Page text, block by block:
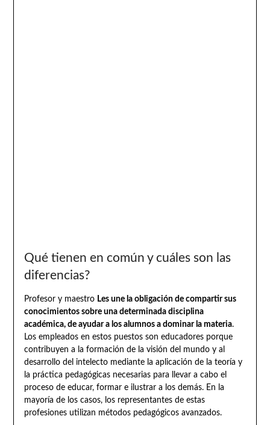
Qué tienen en común y cuáles son las
diferencias?
Profesor y maestro Les une la obligación de compartir sus
conocimientos sobre una determinada disciplina
académica, de ayudar a los alumnos a dominar la materia.
Los empleados en estos puestos son educadores porque
contribuyen a la formación de la visión del mundo y al
desarrollo del intelecto mediante la aplicación de la teoría y
la práctica pedagógicas necesarias para llevar a cabo el
proceso de educar, formar e ilustrar a los demás. En la
mayoría de los casos, los representantes de estas
profesiones utilizan métodos pedagógicos avanzados.